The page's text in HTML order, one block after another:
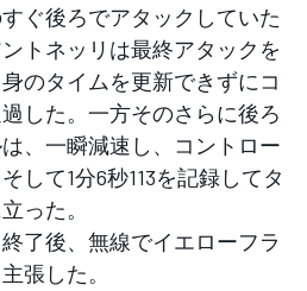
ぐ後ろでアタックしていた
トネッリは最終アタックを
のタイムを更新できずにコ
した。一方そのさらに後ろ
、一瞬減速し、コントロー
して1分6秒113を記録してタ
った。
了後、無線でイエローフラ
張した。